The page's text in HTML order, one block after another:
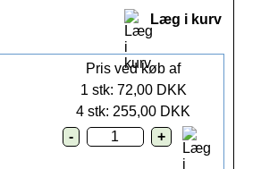
Læg i kurv
Pris ved køb af
1 stk: 72,00 DKK
4 stk: 255,00 DKK